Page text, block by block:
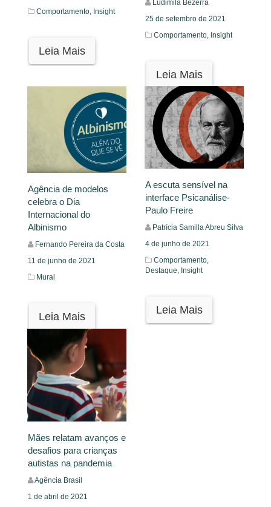
Comportamento, Insight
Leia Mais
Ludimila Bezerra
25 de setembro de 2021
Comportamento, Insight
Leia Mais
Agência de modelos
celebra o Dia
Internacional do
Albinismo
Fernando Pereira da Costa
11 de junho de 2021
Mural
Leia Mais
A escuta sensível na
interface Psicanálise-
Paulo Freire
Patrícia Samilla Abreu Silva
4 de junho de 2021
Comportamento,
Destaque, Insight
Leia Mais
Mães relatam avanços e
desafios para crianças
autistas na pandemia
Agência Brasil
1 de abril de 2021